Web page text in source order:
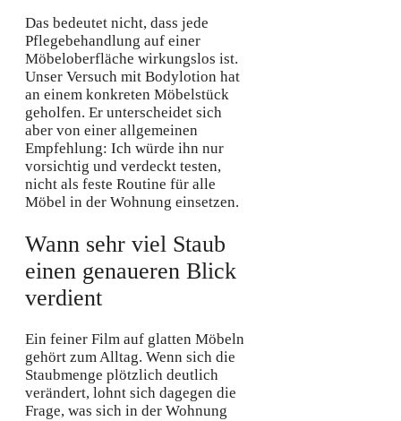
Das bedeutet nicht, dass jede
Pflegebehandlung auf einer
Möbeloberfläche wirkungslos ist.
Unser Versuch mit Bodylotion hat
an einem konkreten Möbelstück
geholfen. Er unterscheidet sich
aber von einer allgemeinen
Empfehlung: Ich würde ihn nur
vorsichtig und verdeckt testen,
nicht als feste Routine für alle
Möbel in der Wohnung einsetzen.
Wann sehr viel Staub
einen genaueren Blick
verdient
Ein feiner Film auf glatten Möbeln
gehört zum Alltag. Wenn sich die
Staubmenge plötzlich deutlich
verändert, lohnt sich dagegen die
Frage, was sich in der Wohnung